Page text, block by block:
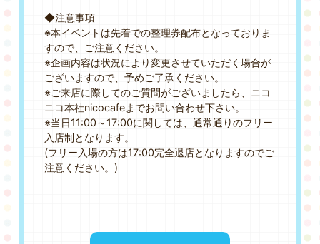
◆注意事項
※本イベントは先着での整理券配布となっておりま
すので、ご注意ください。
※企画内容は状況により変更させていただく場合が
ございますので、予めご了承ください。
※ご来店に際してのご質問がございましたら、ニコ
ニコ本社nicocafeまでお問い合わせ下さい。
※当日11:00～17:00に関しては、通常通りのフリー
入店制となります。
(フリー入場の方は17:00完全退店となりますのでご
注意ください。)